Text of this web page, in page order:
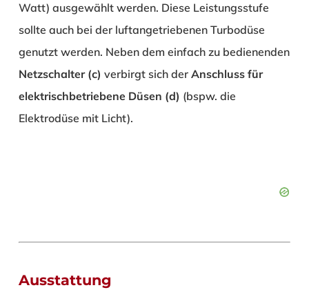
Watt) ausgewählt werden. Diese Leistungsstufe
sollte auch bei der luftangetriebenen Turbodüse
genutzt werden. Neben dem einfach zu bedienenden
Netzschalter (c) verbirgt sich der Anschluss für
elektrischbetriebene Düsen (d) (bspw. die
Elektrodüse mit Licht).
Ausstattung